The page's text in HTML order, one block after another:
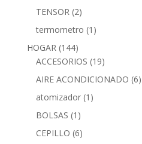
TENSOR (2)
termometro (1)
HOGAR (144)
ACCESORIOS (19)
AIRE ACONDICIONADO (6)
atomizador (1)
BOLSAS (1)
CEPILLO (6)